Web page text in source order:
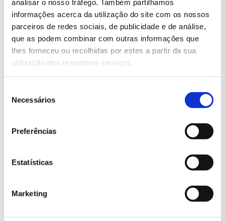
analisar o nosso tráfego. Também partilhamos
informações acerca da utilização do site com os nossos
parceiros de redes sociais, de publicidade e de análise,
que as podem combinar com outras informações que
lhes forneceu ou recolhidas por estes a partir da sua
utilização dos respetivos serviços.
Necessários
Preferências
Estatísticas
Marketing
As árvores da pimenta
Durante séculos, a palavra “pimenta” evocou rotas
intensas. Mas de onde vêm estes sabores e aromas
que apimentam a gastronomia? A floresta é a sua
diferentes plantas e árvores da pimenta para